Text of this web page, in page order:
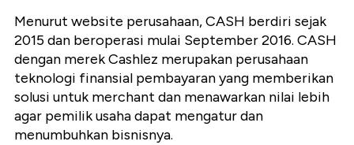
Menurut website perusahaan, CASH berdiri sejak
2015 dan beroperasi mulai September 2016. CASH
dengan merek Cashlez merupakan perusahaan
teknologi finansial pembayaran yang memberikan
solusi untuk merchant dan menawarkan nilai lebih
agar pemilik usaha dapat mengatur dan
menumbuhkan bisnisnya.